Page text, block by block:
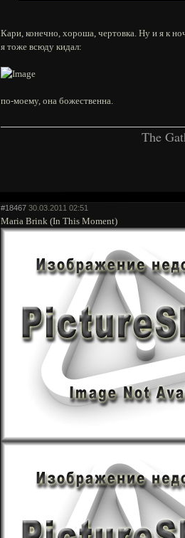
Кари, конечно, хороша, чертовка. Ну и я к
я тоже всюду кидал:
по-моему, она божественна.
The
#18467 30.03.2011 02:51
Maria Brink (In This Moment)